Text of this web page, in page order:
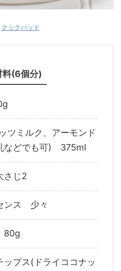
クックパッド
料(6個分)
ツミルク、アーモンド
などでも可) 375ml
じ2
ンス 少々
80g
ップス(ドライココナッ